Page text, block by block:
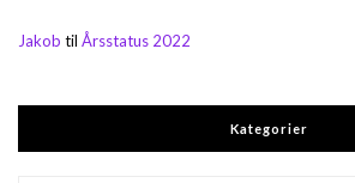
Jakob til Årsstatus 2022
Kategorier